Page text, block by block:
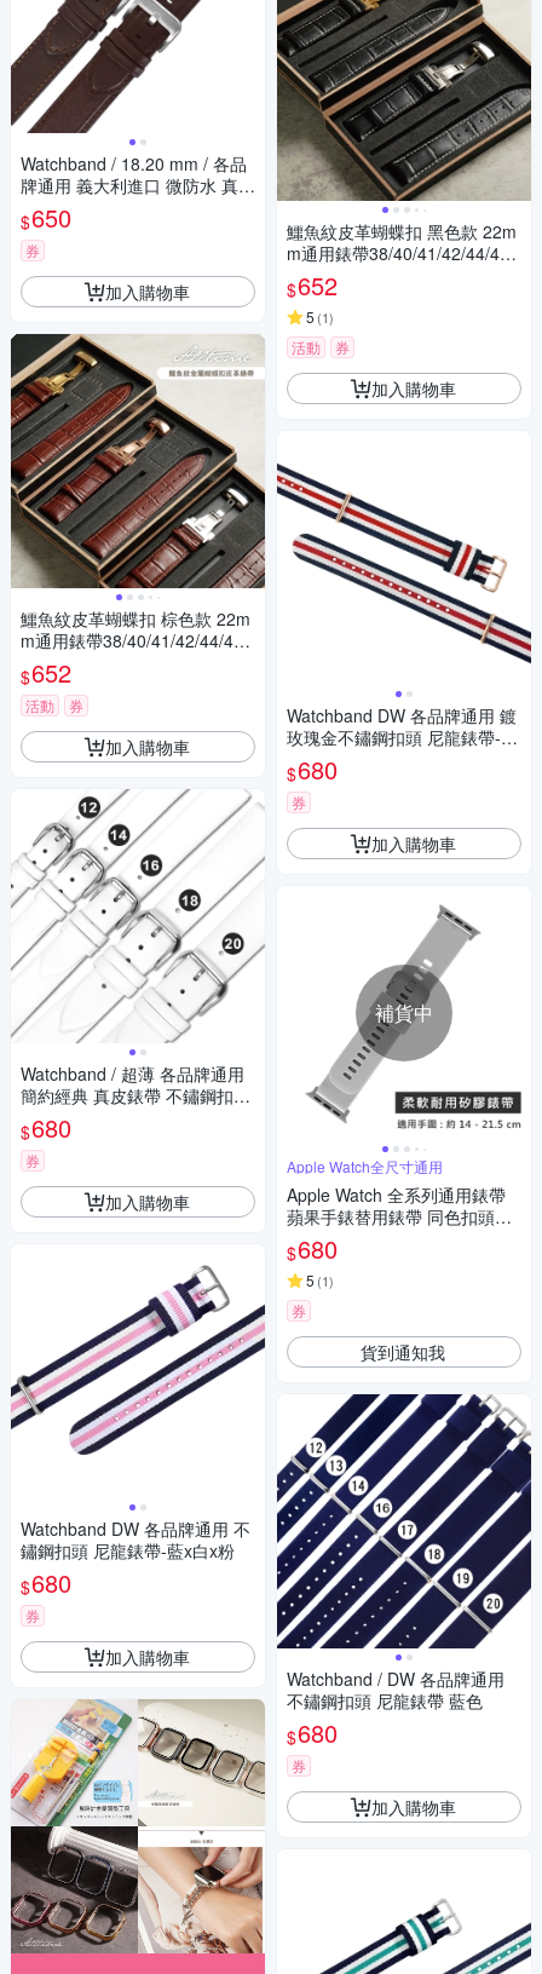
Watchband / 18.20 mm / 各品
牌通用 義大利進口 微防水 真皮
錶帶-褐色
$650
券
加入購物車
鱷魚紋皮革蝴蝶扣 棕色款 22m
m通用錶帶38/40/41/42/44/45/
49 Apple watch
$652
活動 券
加入購物車
Watchband / 超薄 各品牌通用
簡約經典 真皮錶帶 不鏽鋼扣頭
白色
$680
券
加入購物車
Watchband DW 各品牌通用 不
鏽鋼扣頭 尼龍錶帶-藍x白x粉
$680
券
加入購物車
鱷魚紋皮革蝴蝶扣 黑色款 22m
m通用錶帶38/40/41/42/44/45/
49 Apple watch
$652
5 (1)
活動 券
加入購物車
Watchband DW 各品牌通用 鍍
玫瑰金不鏽鋼扣頭 尼龍錶帶-藍
x白x紅
$680
券
加入購物車
補貨中
Apple Watch全尺寸通用
Apple Watch 全系列通用錶帶
蘋果手錶替用錶帶 同色扣頭及
連接器 矽膠錶帶-淺灰色
$680
5 (1)
券
貨到通知我
Watchband / DW 各品牌通用
不鏽鋼扣頭 尼龍錶帶 藍色
$680
券
加入購物車